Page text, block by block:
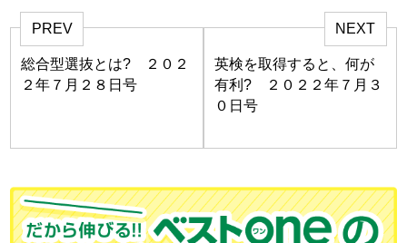
PREV
総合型選抜とは? ２０２
２年７月２８日号
NEXT
英検を取得すると、何が
有利? ２０２２年７月３
０日号